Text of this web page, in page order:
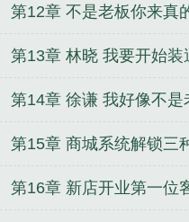
第12章 不是老板你来真
第13章 林晓 我要开始装
第14章 徐谦 我好像不是
第15章 商城系统解锁三
第16章 新店开业第一位